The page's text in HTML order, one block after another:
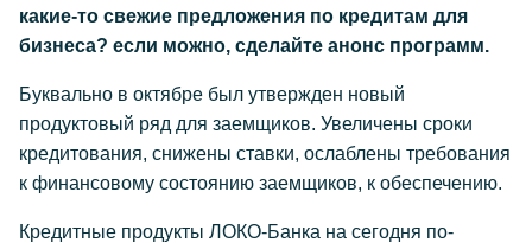
какие-то свежие предложения по кредитам для
бизнеса? если можно, сделайте анонс программ.
Буквально в октябре был утвержден новый
продуктовый ряд для заемщиков. Увеличены сроки
кредитования, снижены ставки, ослаблены требования
к финансовому состоянию заемщиков, к обеспечению.
Кредитные продукты ЛОКО-Банка на сегодня по-